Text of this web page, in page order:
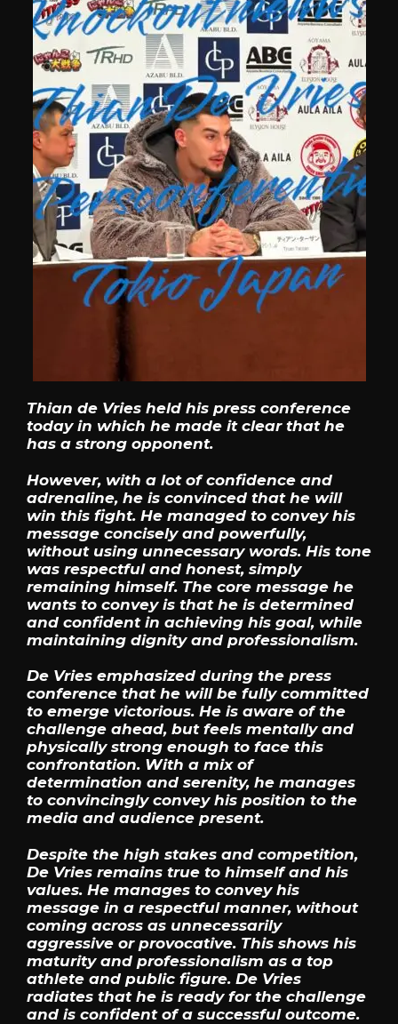
Thian de Vries held his press conference
today in which he made it clear that he
has a strong opponent.
However, with a lot of confidence and
adrenaline, he is convinced that he will
win this fight. He managed to convey his
message concisely and powerfully,
without using unnecessary words. His tone
was respectful and honest, simply
remaining himself. The core message he
wants to convey is that he is determined
and confident in achieving his goal, while
maintaining dignity and professionalism.
De Vries emphasized during the press
conference that he will be fully committed
to emerge victorious. He is aware of the
challenge ahead, but feels mentally and
physically strong enough to face this
confrontation. With a mix of
determination and serenity, he manages
to convincingly convey his position to the
media and audience present.
Despite the high stakes and competition,
De Vries remains true to himself and his
values. He manages to convey his
message in a respectful manner, without
coming across as unnecessarily
aggressive or provocative. This shows his
maturity and professionalism as a top
athlete and public figure. De Vries
radiates that he is ready for the challenge
and is confident of a successful outcome.